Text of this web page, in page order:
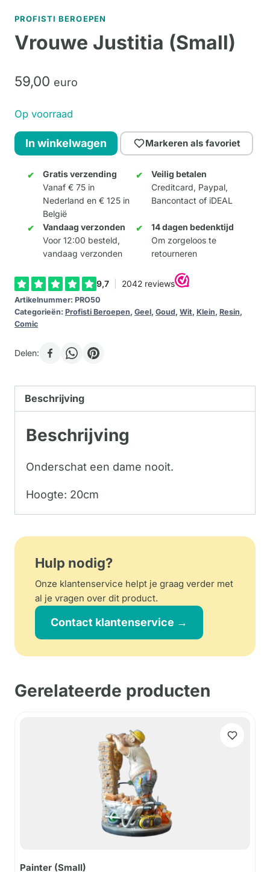
PROFISTI BEROEPEN
Vrouwe Justitia (Small)
59,00 euro
Op voorraad
Vrouwe
Justitia
(Small)
aantal
In winkelwagen Markeren als favoriet
Gratis verzending
Vanaf € 75 in
Nederland en € 125 in
België
Veilig betalen
Creditcard, Paypal,
Bancontact of iDEAL
Vandaag verzonden
Voor 12:00 besteld,
vandaag verzonden
14 dagen bedenktijd
Om zorgeloos te
retourneren
Artikelnummer: PRO50
Categorieën: Profisti Beroepen, Geel, Goud, Wit, Klein, Resin,
Comic
Delen:
Beschrijving
Beschrijving
Onderschat een dame nooit.
Hoogte: 20cm
Hulp nodig?
Onze klantenservice helpt je graag verder met
al je vragen over dit product.
Contact klantenservice →
Gerelateerde producten
Painter (Small)